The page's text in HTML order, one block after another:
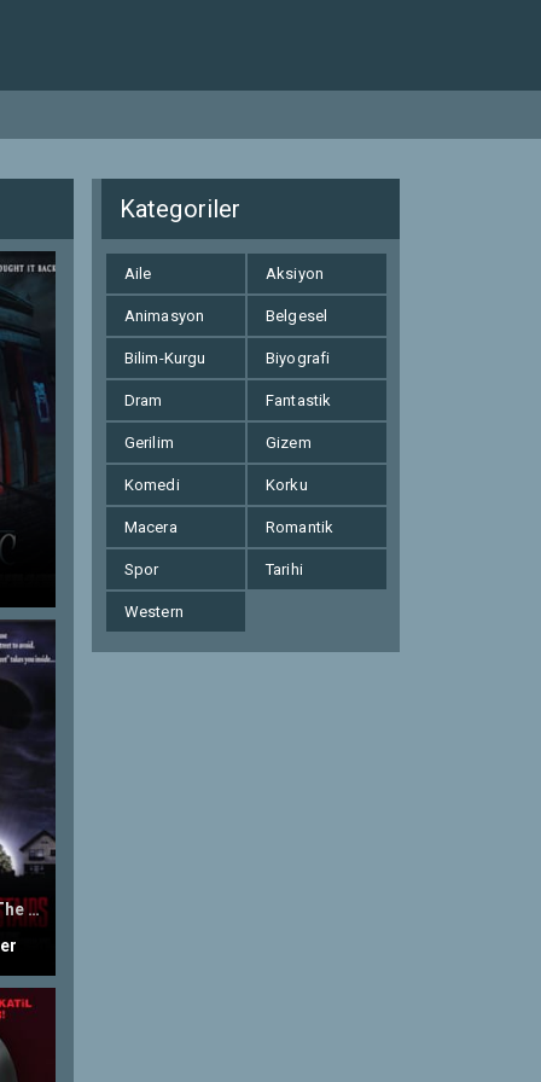
The People Under The Stairs
Kategoriler
Aile Aksiyon
Animasyon Belgesel
Bilim-Kurgu Biyografi
Dram Fantastik
Gerilim Gizem
Komedi Korku
Macera Romantik
Spor Tarihi
Western